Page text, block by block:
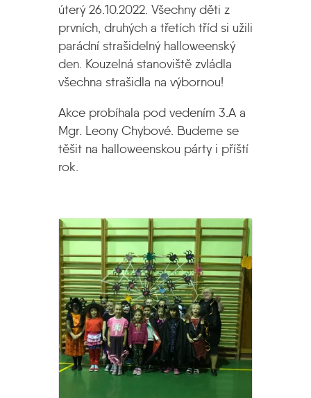
úterý 26.10.2022. Všechny děti z
prvních, druhých a třetích tříd si užili
parádní strašidelný halloweenský
den. Kouzelná stanoviště zvládla
všechna strašidla na výbornou!
Akce probíhala pod vedením 3.A a
Mgr. Leony Chybové. Budeme se
těšit na halloweenskou párty i příští
rok.